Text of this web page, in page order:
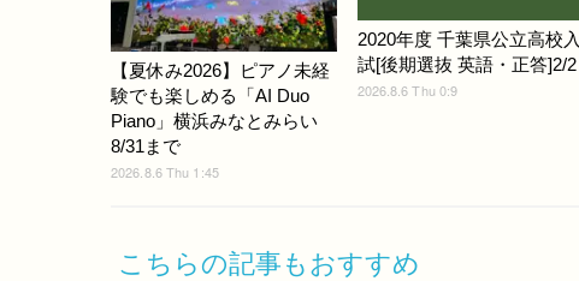
【夏休み2026】ピアノ未経
験でも楽しめる「AI Duo
Piano」横浜みなとみらい
8/31まで
2026.8.6 Thu 1:45
2020年度 千葉県公立高校入
試[後期選抜 英語・正答]2/2
2026.8.6 Thu 0:9
こちらの記事もおすすめ